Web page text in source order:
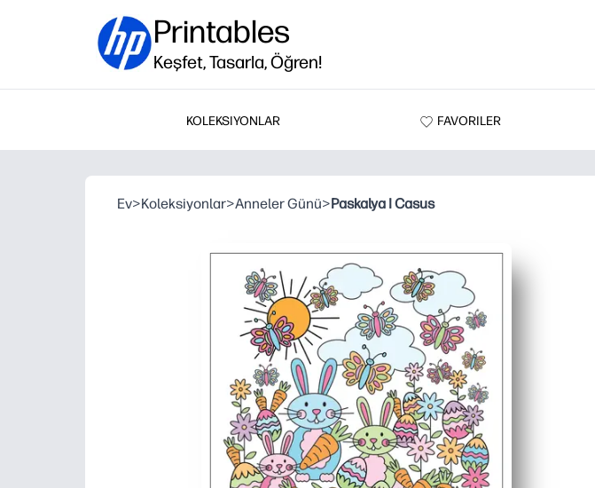
Printables
Keşfet, Tasarla, Öğren!
KOLEKSIYONLAR FAVORILER
Ev>Koleksiyonlar>Anneler Günü>Paskalya I Casus